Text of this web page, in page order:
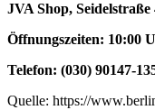
JVA Shop,
Öffnungszeiten: 10:00
Telefon: (030) 90147-
Quelle: https://